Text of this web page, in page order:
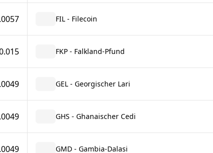
FIL - Filecoin
FKP - Falkland-Pfund
GEL - Georgischer Lari
GHS - Ghanaischer Cedi
GMD - Gambia-Dalasi